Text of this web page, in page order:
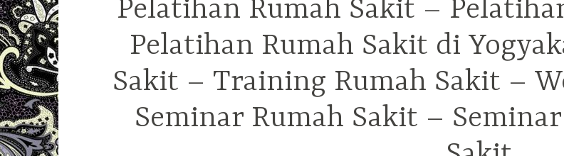
Pelatihan Rumah Sakit –
Pelatihan Rumah Sakit di
Sakit – Training Rumah Sakit –
Seminar Rumah Sakit –